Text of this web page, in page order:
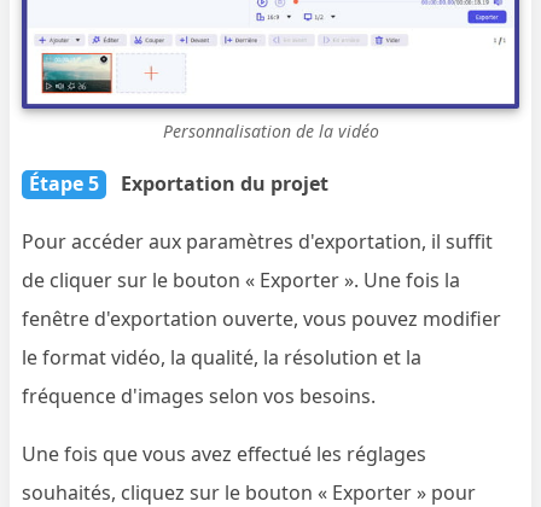
Personnalisation de la vidéo
Étape 5 Exportation du projet
Pour accéder aux paramètres d'exportation, il suffit
de cliquer sur le bouton « Exporter ». Une fois la
fenêtre d'exportation ouverte, vous pouvez modifier
le format vidéo, la qualité, la résolution et la
fréquence d'images selon vos besoins.
Une fois que vous avez effectué les réglages
souhaités, cliquez sur le bouton « Exporter » pour